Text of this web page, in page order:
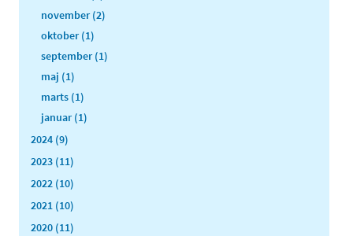
november (2)
oktober (1)
september (1)
maj (1)
marts (1)
januar (1)
2024 (9)
2023 (11)
2022 (10)
2021 (10)
2020 (11)